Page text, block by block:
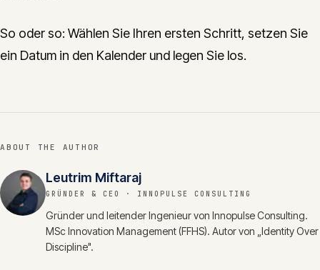
So oder so: Wählen Sie Ihren ersten Schritt, setzen Sie
ein Datum in den Kalender und legen Sie los.
ABOUT THE AUTHOR
Leutrim Miftaraj
GRÜNDER & CEO · INNOPULSE CONSULTING
Gründer und leitender Ingenieur von Innopulse Consulting.
MSc Innovation Management (FFHS). Autor von „Identity Over
Discipline".